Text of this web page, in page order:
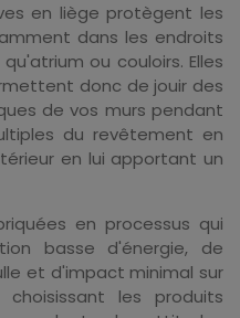
en liège protègent les
dans les endroits
ou couloirs. Elles
donc de jouir des
de vos murs pendant
du revêtement en
en lui apportant un
en processus qui
basse d'énergie, de
et d'impact minimal sur
choisissant les produits